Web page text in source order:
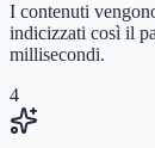
I contenuti
indicizzati così il
millisecondi.
4